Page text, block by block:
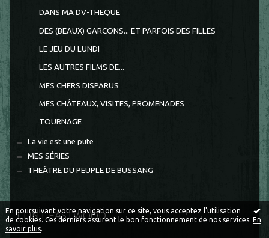
En poursuivant votre navigation sur ce site, vous acceptez l'utilisation
de cookies. Ces derniers assurent le bon fonctionnement de nos services. En
savoir plus.
DANS MA DV-THEQUE
DES (BEAUX) GARCONS... ET PARFOIS DES FILLES
LE JEU DU LUNDI
LES AUTRES FILMS DE...
MES CHERS DISPARUS
MES CHÂTEAUX, VISITES, PROMENADES
TOURNAGE
La vie est une pute
MES SÉRIES
THEÂTRE DU PEUPLE DE BUSSANG
CLINT EASTWOOD